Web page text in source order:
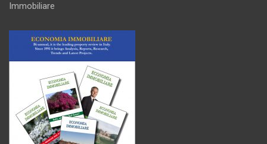
Immobiliare